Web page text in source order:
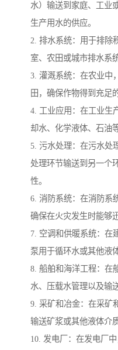
水）输送到家庭、工业
生产用水的供应。
2. 排水系统：用于排除
室、农田或城市排水系
3. 灌溉系统：在农业中
田，确保作物得到充足
4. 工业应用：在工业生
却水、化学液体、石油
5. 污水处理：在污水处
处理环节输送到另一个
性。
6. 消防系统：在消防系
确保在火灾发生时能够
7. 空调和供暖系统：在
泵用于循环水或其他液
8. 船舶和海洋工程：在
水、压载水管理以及输
9. 采矿和冶金：在采矿
输送矿浆或其他液体介质
10. 发电厂：在发电厂